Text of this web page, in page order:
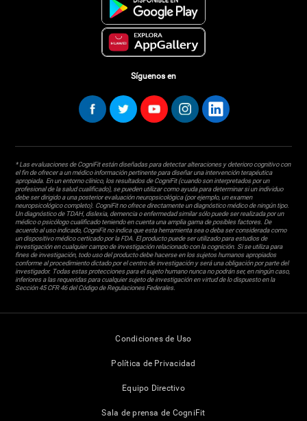
Síguenos en
* Las evaluaciones de CogniFit están diseñadas para detectar alteraciones y deterioro cognitivo con
el fin de ofrecer a un médico información pertinente para diseñar una intervención terapéutica
apropiada. En un entorno clínico, los resultados de CogniFit (cuando son interpretados por un
profesional de la salud cualificado), se pueden utilizar como ayuda para determinar si un individuo
debe ser dirigido a una posterior evaluación neuropsicológica (por ejemplo, un examen
neuropsicológico completo). CogniFit no ofrece directamente un diagnóstico médico de ningún tipo.
Un diagnóstico de TDAH, dislexia, demencia o enfermedad similar sólo puede ser realizada por un
médico o psicólogo cualificado teniendo en cuenta una amplia gama de posibles factores. De
acuerdo al uso indicado, CogniFit no indica que esta herramienta sea o deba ser considerada como
un dispositivo médico certicado por la FDA. El producto puede ser utilizado para estudios de
investigación en cualquier campo de investigación relacionado con la cognición. Si se utiliza para
fines de investigación, todo uso del producto debe hacerse en los sujetos humanos apropiados
conforme al procedimiento dictado por el centro de investigación y será una obligación por parte del
investigador. Todas estas protecciones para el sujeto humano nunca no podrán ser, en ningún caso,
inferiores a las requeridas para cualquier sujeto de investigación en virtud de lo dispuesto en la
Sección 45 CFR 46 del Código de Regulaciones Federales.
Condiciones de Uso
Política de Privacidad
Equipo Directivo
Sala de prensa de CogniFit